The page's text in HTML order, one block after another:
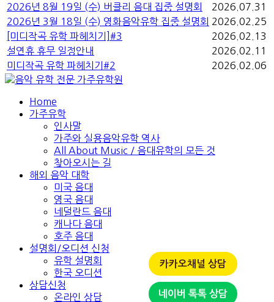
2026년 8월 19일 (수) 버클리 음대 집중 설명회
2026.07.31
2026년 3월 18일 (수) 영화음악유학 집중 설명회 2026.02.25
[미디작곡 유학 파헤치기]#3
2026.02.13
설연휴 휴무 일정안내
2026.02.11
미디작곡 유학 파헤치기#2
2026.02.06
Home
가주유학
인사말
가주와 실용음악유학 역사
All About Music / 음대유학의 모든 것
찾아오시는 길
해외 음악 대학
미국 음대
영국 음대
네덜란드 음대
캐나다 음대
호주 음대
설명회/오디션 신청
유학 설명회
한국 오디션
상담신청
온라인 상담
카카오채널 상담
네이버 톡톡 상담